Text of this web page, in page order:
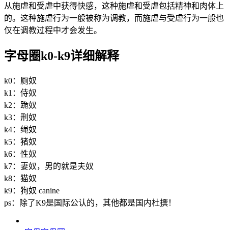
从施虐和受虐中获得快感，这种施虐和受虐包括精神和肉体上
的。这种施虐行为一般被称为调教，而施虐与受虐行为一般也
仅在调教过程中才会发生。
字母圈k0-k9详细解释
k0：厕奴
k1：侍奴
k2：跪奴
k3：刑奴
k4：绳奴
k5：猪奴
k6：性奴
k7：妻奴，男的就是夫奴
k‌‌‌‌‌‌‌‌‌‌8：猫奴
k9：狗奴 canine
ps：除了K9是国际公认的，其他都是国内杜撰！